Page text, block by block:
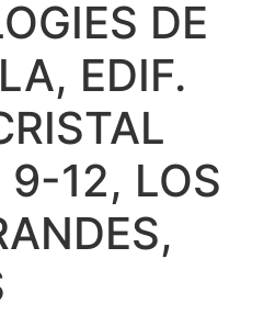
DE
EDIF.
9-12, LOS